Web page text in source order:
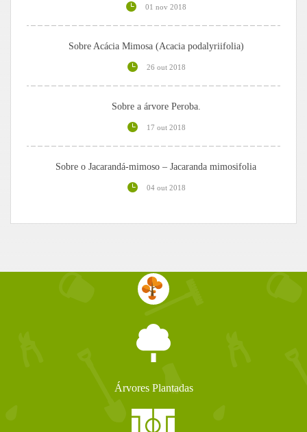
01 nov 2018
Sobre Acácia Mimosa (Acacia podalyriifolia)
26 out 2018
Sobre a árvore Peroba.
17 out 2018
Sobre o Jacarandá-mimoso – Jacaranda mimosifolia
04 out 2018
Árvores Plantadas